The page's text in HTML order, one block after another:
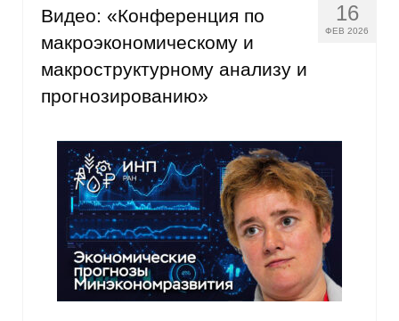
Контакты 16
ФЕВ 2026
Видео: «Конференция по
макроэкономическому и
макроструктурному анализу и
прогнозированию»